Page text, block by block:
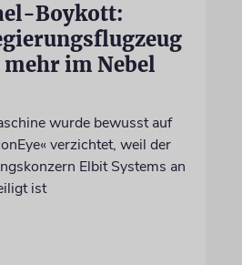
Boykott:
im Nebel
wurde bewusst auf
verzichtet, weil der
Elbit Systems an
ist